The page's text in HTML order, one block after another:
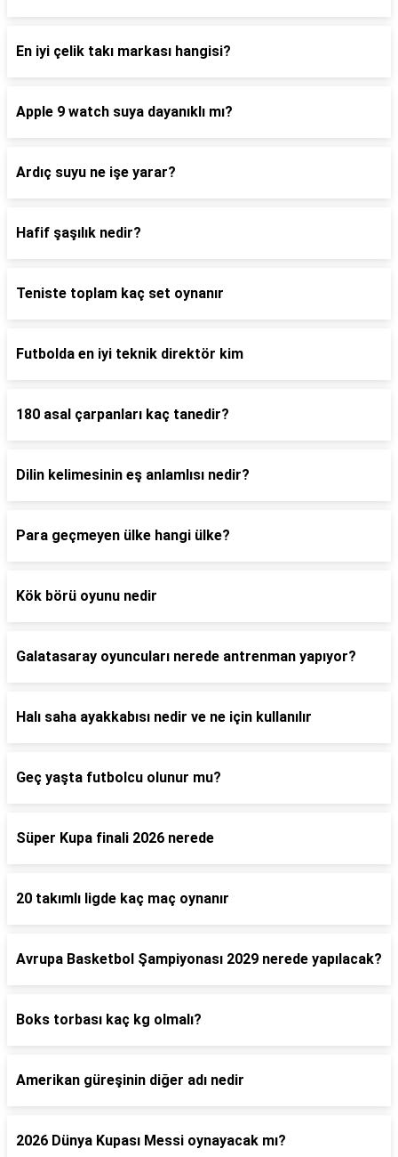
En iyi çelik takı markası hangisi?
Apple 9 watch suya dayanıklı mı?
Ardıç suyu ne işe yarar?
Hafif şaşılık nedir?
Teniste toplam kaç set oynanır
Futbolda en iyi teknik direktör kim
180 asal çarpanları kaç tanedir?
Dilin kelimesinin eş anlamlısı nedir?
Para geçmeyen ülke hangi ülke?
Kök börü oyunu nedir
Galatasaray oyuncuları nerede antrenman yapıyor?
Halı saha ayakkabısı nedir ve ne için kullanılır
Geç yaşta futbolcu olunur mu?
Süper Kupa finali 2026 nerede
20 takımlı ligde kaç maç oynanır
Avrupa Basketbol Şampiyonası 2029 nerede yapılacak?
Boks torbası kaç kg olmalı?
Amerikan güreşinin diğer adı nedir
2026 Dünya Kupası Messi oynayacak mı?